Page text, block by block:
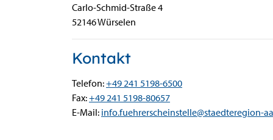
Carlo-Schmid-Straße4
52146Würselen
Kontakt
Telefon:+49 241 5198-6500
Fax:+49 241 5198-80657
E-Mail: info.fuehrerscheinstelle@staedteregion-